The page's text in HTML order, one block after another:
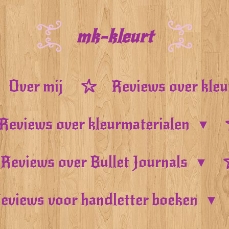
mk-kleurt
Over mij Reviews over
over kleurmaterialen
Reviews over Bullet Journals
voor handletter boeken